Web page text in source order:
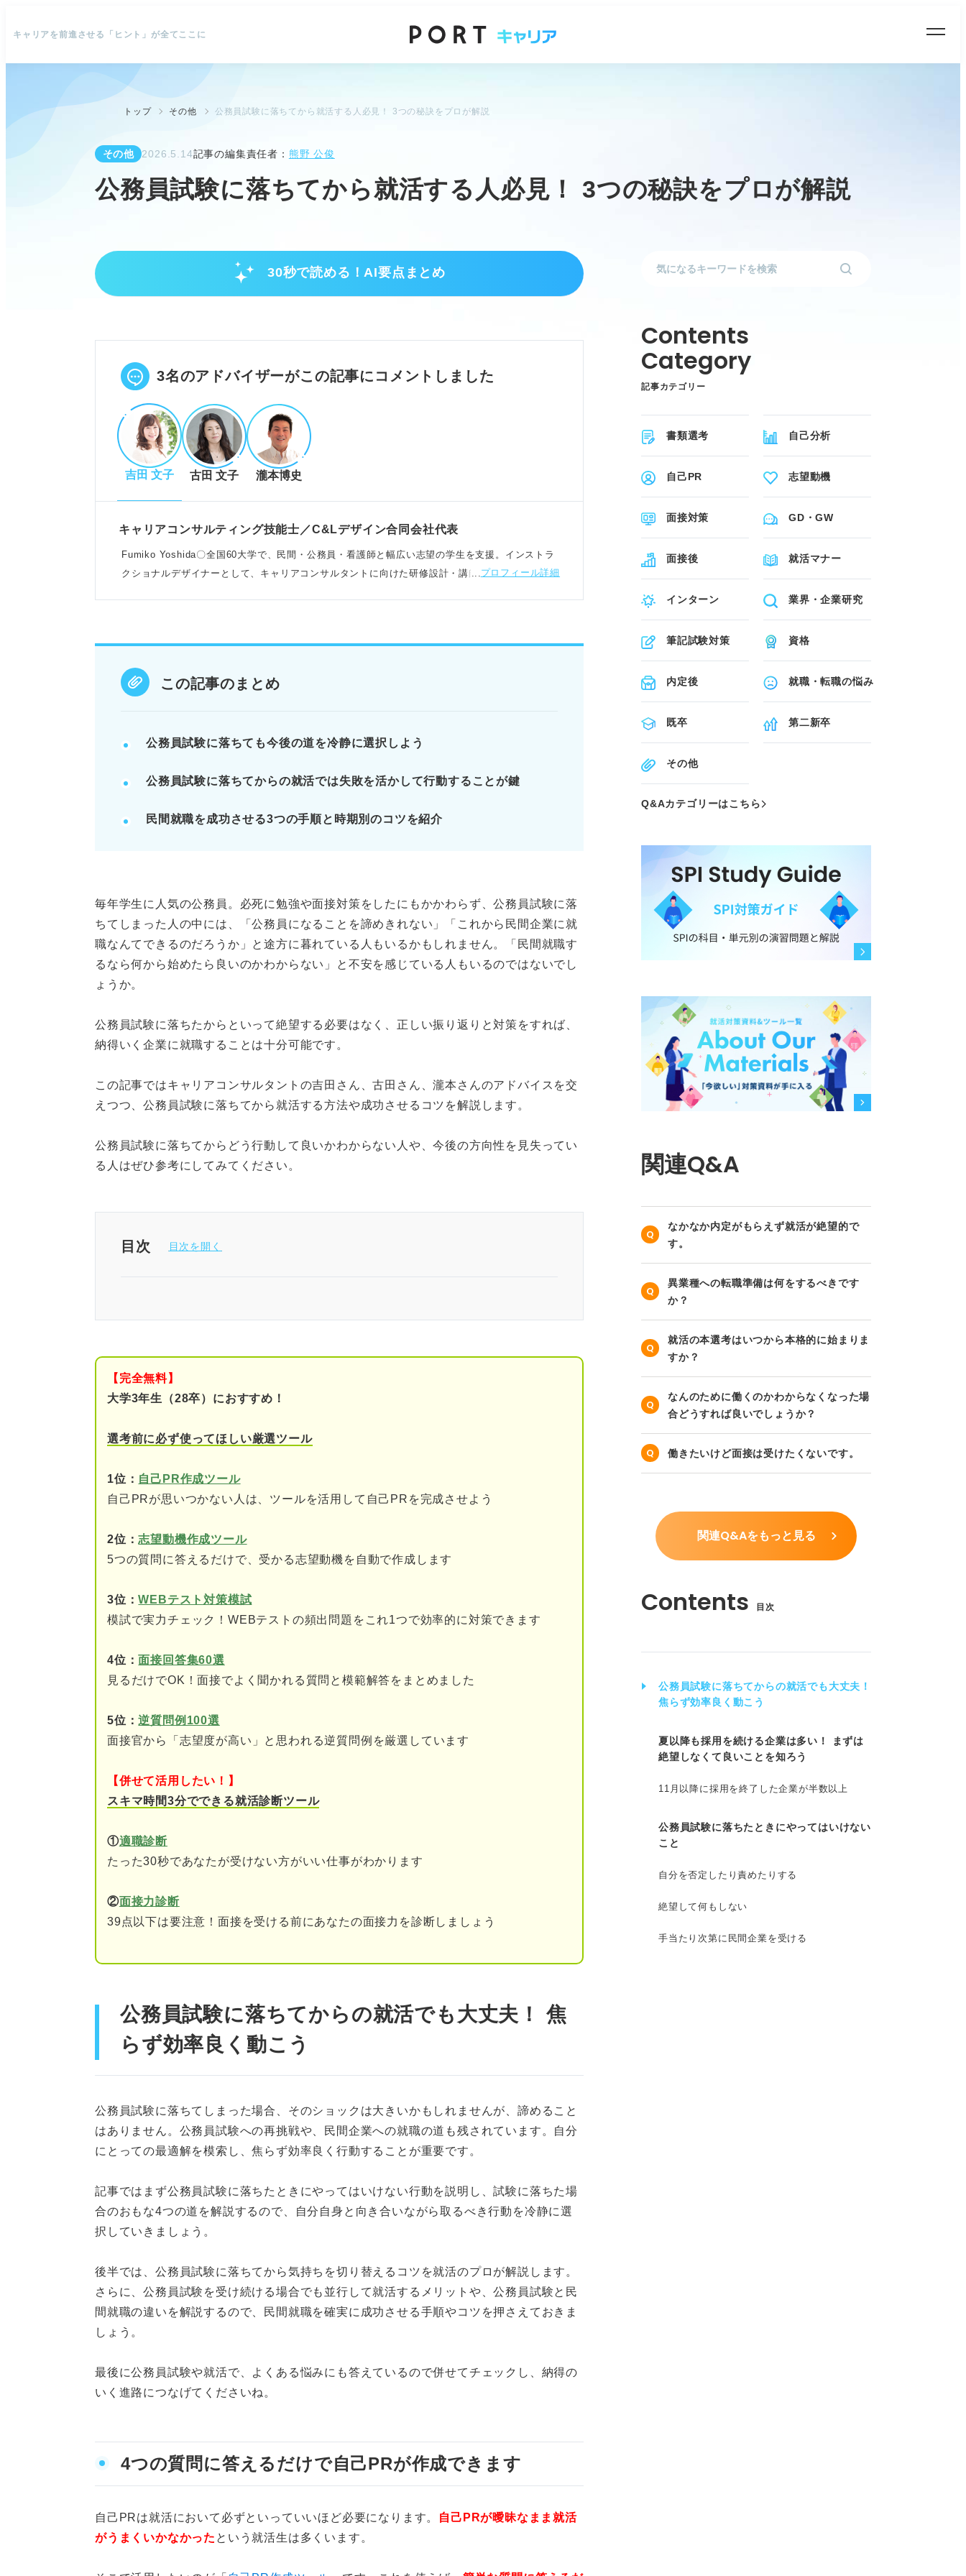
キャリアを前進させる「ヒント」が全てここに
トップ その他 公務員試験に落ちてから就活する人必見！ 3つの秘訣をプロが解説
その他 2026.5.14記事の編集責任者： 熊野 公俊
公務員試験に落ちてから就活する人必見！ 3つの秘訣をプロが解説
30秒で読める！AI要点まとめ
公務員試験に落ちても大丈夫！焦らず効率良く動こう
手当たり次第に応募せず、冷静に戦略を立てる。
POINT：公務員試験に落ちても、民間就職の道は残されており、焦らず効率的
な行動が重要。
公務員試験後の選択肢と民間就活のメリット
民間就活を並行し、進路未定のリスクを減らす。
自己分析や業界研究で視野を広げ、最適な進路を見つける。
公務員試験対策を民間就活にも活かせる。
げる有効な手段。
秋採用や通年採用企業を効率的に探す。
公務員試験の振り返りから面接対策を強化する。
獲得を目指す。
公務員試験に落ちてからの就活でも大丈夫！ 焦らず効率良く動こう
3名のアドバイザーがこの記事にコメントしました
吉田 文子 古田 文子 瀧本博史
キャリアコンサルティング技能士／C&Lデザイン合同会社代表
Fumiko Yoshida〇全国60大学で、民間・公務員・看護師と幅広い志望の学生を支援。インストラ
クショナルデザイナーとして、キャリアコンサルタントに向けた研修設計・講師力向上研修もおこ
プロフィール詳細
この記事のまとめ
公務員試験に落ちても今後の道を冷静に選択しよう
公務員試験に落ちてからの就活では失敗を活かして行動することが鍵
民間就職を成功させる3つの手順と時期別のコツを紹介
毎年学生に人気の公務員。必死に勉強や面接対策をしたにもかかわらず、公務員試験に落
ちてしまった人の中には、「公務員になることを諦めきれない」「これから民間企業に就
職なんてできるのだろうか」と途方に暮れている人もいるかもしれません。「民間就職す
るなら何から始めたら良いのかわからない」と不安を感じている人もいるのではないでし
ょうか。
公務員試験に落ちたからといって絶望する必要はなく、正しい振り返りと対策をすれば、
納得いく企業に就職することは十分可能です。
この記事ではキャリアコンサルタントの吉田さん、古田さん、瀧本さんのアドバイスを交
えつつ、公務員試験に落ちてから就活する方法や成功させるコツを解説します。
公務員試験に落ちてからどう行動して良いかわからない人や、今後の方向性を見失ってい
る人はぜひ参考にしてみてください。
目次
公務員試験に落ちたときにやってはいけないこと
自分を否定したり責めたりする
手当たり次第に民間企業を受ける
公務員試験に落ちた場合はどんな選択肢がある？ おもな4つの道
①まだ日程があれば再度公務員試験に挑戦する
②民間企業への就職に切り替える
④就職浪人を見すえて公務員試験を受け続ける
自分が本当にやりたいことは何かを考える
期限を決めて再挑戦する
最後まで公務員試験を受け続ける人も必見！ 並行して就活する3つのメリット
①進路が決まらないリスクを小さくできる
②視野を広げることでより最適な進路選択ができる
就活に着手する前に！ 公務員と民間就職の違いを把握しよう
ステップ②採用活動を継続している企業を探す
時期により必要な行動も変わる！ 状況別の就活を成功させるコツ
一次試験後からの就活：秋採用に備えて動き出そう
二次試験後からの就活：早めに対策を立てて積極的に応募しよう
三次試験後からの就活：すぐにエントリーを開始してエージェントなどを
頼ろう
公務員試験に落ちてからの就活は振り返りと効率的な対策で内定につなげよう
【完全無料】
大学3年生（28卒）におすすめ！
選考前に必ず使ってほしい厳選ツール
1位： 自己PR作成ツール
自己PRが思いつかない人は、ツールを活用して自己PRを完成させよう
2位：志望動機作成ツール
5つの質問に答えるだけで、受かる志望動機を自動で作成します
3位：WEBテスト対策模試
模試で実力チェック！WEBテストの頻出問題をこれ1つで効率的に対策できます
4位：面接回答集60選
見るだけでOK！面接でよく聞かれる質問と模範解答をまとめました
5位：逆質問例100選
面接官から「志望度が高い」と思われる逆質問例を厳選しています
【併せて活用したい！】
スキマ時間3分でできる就活診断ツール
①適職診断
たった30秒であなたが受けない方がいい仕事がわかります
②面接力診断
39点以下は要注意！面接を受ける前にあなたの面接力を診断しましょう
公務員試験に落ちてからの就活でも大丈夫！ 焦
らず効率良く動こう
公務員試験に落ちてしまった場合、そのショックは大きいかもしれませんが、諦めること
はありません。公務員試験への再挑戦や、民間企業への就職の道も残されています。自分
にとっての最適解を模索し、焦らず効率良く行動することが重要です。
記事ではまず公務員試験に落ちたときにやってはいけない行動を説明し、試験に落ちた場
合のおもな4つの道を解説するので、自分自身と向き合いながら取るべき行動を冷静に選
択していきましょう。
後半では、公務員試験に落ちてから気持ちを切り替えるコツを就活のプロが解説します。
さらに、公務員試験を受け続ける場合でも並行して就活するメリットや、公務員試験と民
間就職の違いを解説するので、民間就職を確実に成功させる手順やコツを押さえておきま
しょう。
最後に公務員試験や就活で、よくある悩みにも答えているので併せてチェックし、納得の
いく進路につなげてくださいね。
4つの質問に答えるだけで自己PRが作成できます
自己PRは就活において必ずといっていいほど必要になります。
自己PRが曖昧なまま就活
がうまくいかなかった という就活生は多くいます。
記事カテゴリー
書類選考 自己分析
自己PR 志望動機
面接対策 GD・GW
面接後 就活マナー
インターン 業界・企業研究
筆記試験対策 資格
内定後 就職・転職の悩み
既卒 第二新卒
その他
Q&Aカテゴリーはこちら
関連Q&A
なかなか内定がもらえず就活が絶望的で
す。
異業種への転職準備は何をするべきです
か？
就活の本選考はいつから本格的に始まりま
すか？
なんのために働くのかわからなくなった場
合どうすれば良いでしょうか？
働きたいけど面接は受けたくないです。
関連Q&Aをもっと見る
目次
公務員試験に落ちてからの就活でも大丈夫！
焦らず効率良く動こう
夏以降も採用を続ける企業は多い！ まずは
絶望しなくて良いことを知ろう
11月以降に採用を終了した企業が半数以上
公務員試験に落ちたときにやってはいけない
こと
自分を否定したり責めたりする
絶望して何もしない
手当たり次第に民間企業を受ける